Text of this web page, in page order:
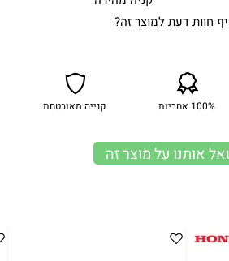
חוות דעת למוצר זה?
100% אחריות קנייה מאובטחת
אותנו על מוצר זה